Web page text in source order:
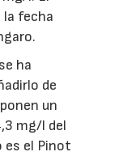
fecha
ha
de
un
mg/l del
es el Pinot